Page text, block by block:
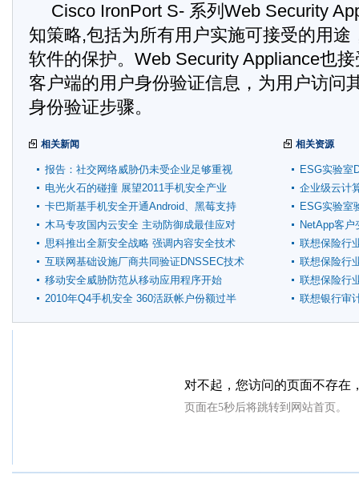
Cisco IronPort S- 系列Web Security
知策略,包括为所有用户实施可接受的用途
软件的保护。Web Security Appliance也
客户端的用户身份验证信息，为用户访问
身份验证步骤。
相关新闻
报告：社交网络威胁仍未受企业足够重视
电光火石的碰撞 展望2011手机安全产业
卡巴斯基手机安全开通Android、黑莓支持
木马专攻国内云安全 主动防御成最佳应对
思科推出全新安全战略 强调内容安全技术
互联网基础设施厂商共同验证DNSSEC技术
移动安全威胁防范从移动应用程序开始
2010年Q4手机安全 360活跃帐户份额过半
相关资源
ESG实验室
企业级云计
ESG实验室
NetApp客
联想保险行
联想保险行
联想保险行
联想银行审